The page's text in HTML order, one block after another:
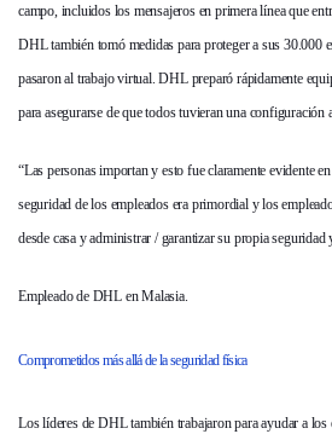
campo, incluidos los mensajeros en primera línea que
DHL también tomó medidas para proteger a sus 30.000
pasaron al trabajo virtual. DHL preparó rápidamente
para asegurarse de que todos tuvieran una configuración
“Las personas importan y esto fue claramente evidente
seguridad de los empleados era primordial y los
desde casa y administrar / garantizar su propia
Empleado de DHL en Malasia.
Comprometidos más allá de la seguridad física
Los líderes de DHL también trabajaron para ayudar a los